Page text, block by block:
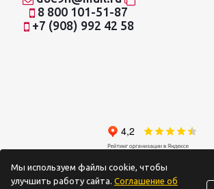
8 800 101-51-87
+7 (908) 992 42 58
2026 © Отношения на доверии
Мы используем файлы cookie, чтобы
улучшить работу сайта. Соглашение об